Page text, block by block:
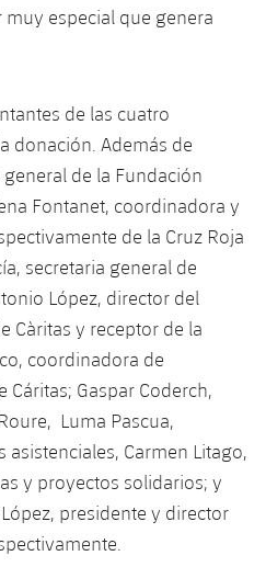
ruedas
especial que genera
de las cuatro
donación. Además de
de la Fundación
Fontanet, coordinadora y
de la Cruz Roja
secretaria general de
López, director del
Càritas y receptor de la
coordinadora de
Cáritas; Gaspar Coderch,
Luma Pascua,
Carmen Litago,
y proyectos solidarios; y
presidente y director